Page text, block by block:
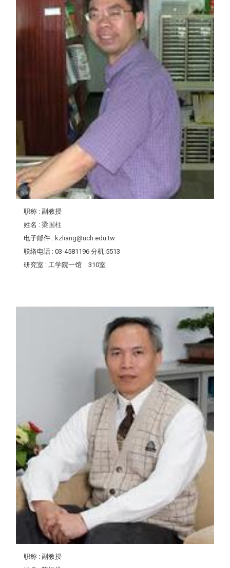
职称 : 副教授
姓名 : 梁国柱
电子邮件 : kzliang@uch.edu.tw
联络电话 : 03-4581196 分机:5513
研究室 : 工学院一馆 310室
职称 : 副教授